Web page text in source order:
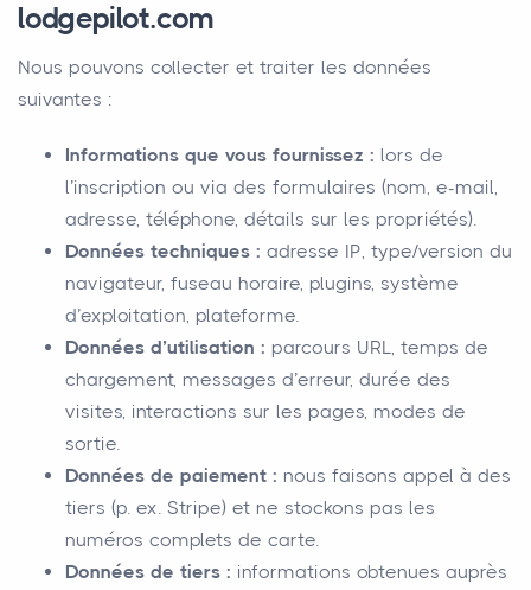
lodgepilot.com
Nous pouvons collecter et traiter les données
suivantes :
Informations que vous fournissez : lors de
l’inscription ou via des formulaires (nom, e-mail,
adresse, téléphone, détails sur les propriétés).
Données techniques : adresse IP, type/version du
navigateur, fuseau horaire, plugins, système
d’exploitation, plateforme.
Données d’utilisation : parcours URL, temps de
chargement, messages d’erreur, durée des
visites, interactions sur les pages, modes de
sortie.
Données de paiement : nous faisons appel à des
tiers (p. ex. Stripe) et ne stockons pas les
numéros complets de carte.
Données de tiers : informations obtenues auprès